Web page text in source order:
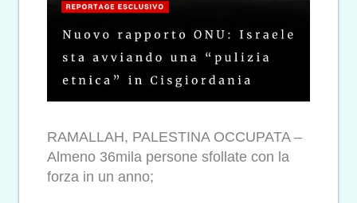
RAMALLAH, PALESTINA OCCUPATA –
Almeno 36mila persone sfollate con la
forza in un anno;